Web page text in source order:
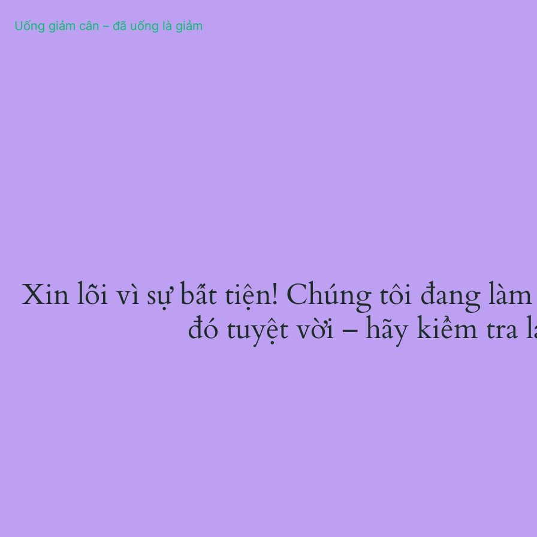
Uống giảm cân – đã uống là giảm
Xin lỗi vì sự bất tiện! Chúng tôi đang
đó tuyệt vời – hãy kiểm tra